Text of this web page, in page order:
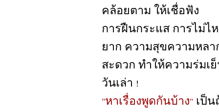
คล้อยตาม ให้เชื่อฟัง
การฝืนกระแส การไม่ไ
ยาก ความสุขความหลา
สะดวก ทำให้ความร่ม
วันเล่า !
"หาเรื่องพูดกันบ้าง" เป็